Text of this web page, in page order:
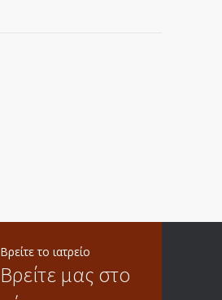
Βρείτε το ιατρείο
Βρείτε μας στο